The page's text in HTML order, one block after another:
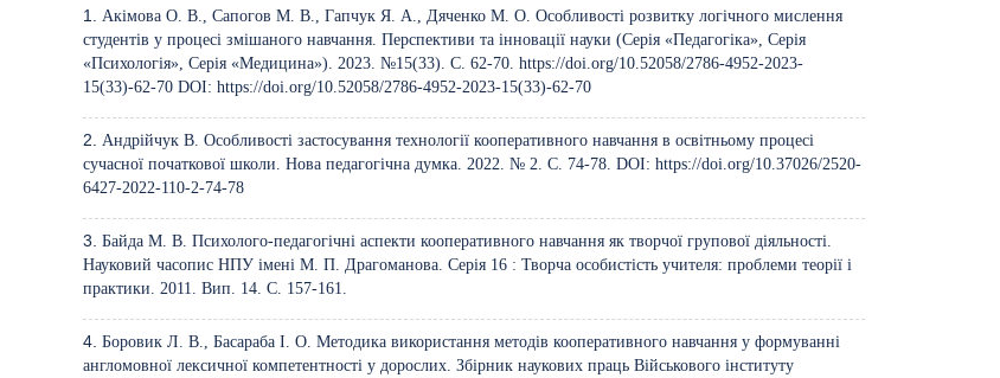
Акімова О. В., Сапогов М. В., Гапчук Я. А., Дяченко М. О. Особливості розвитку логічного мислення
студентів у процесі змішаного навчання. Перспективи та інновації науки (Серія «Педагогіка», Серія
«Психологія», Серія «Медицина»). 2023. №15(33). С. 62-70.https://doi.org/10.52058/2786-4952-2023-
15(33)-62-70 DOI:https://doi.org/10.52058/2786-4952-2023-15(33)-62-70
Андрійчук В. Особливості застосування технології кооперативного навчання в освітньому процесі
сучасної початкової школи. Нова педагогічна думка. 2022. № 2. С. 74-78. DOI:https://doi.org/10.37026/2520-
6427-2022-110-2-74-78
Байда М. В. Психолого-педагогічні аспекти кооперативного навчання як творчої групової діяльності.
Науковий часопис НПУ імені М. П. Драгоманова. Серія 16 : Творча особистість учителя: проблеми теорії і
практики. 2011. Вип. 14. С. 157-161.
Боровик Л. В., Басараба І. О. Методика використання методів кооперативного навчання у формуванні
англомовної лексичної компетентності у дорослих. Збірник наукових праць Військового інституту